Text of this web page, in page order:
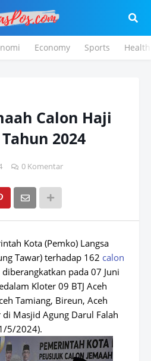
Economy Sports Health
Calon Haji
2024
0 Komentar
Kota (Pemko) Langsa
Tawar) terhadap 162 calon
pada 07 Juni
Kloter 09 BTJ Aceh
Tamiang, Bireun, Aceh
Masjid Agung Darul Falah
5/2024).